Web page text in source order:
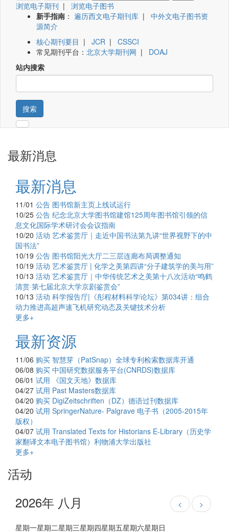
浏览电子期刊 | 浏览电子图书
新手指南 ： 遍历西文电子期刊库 | 中外文电子图书资
源简介
核心期刊要目 | JCR | CSSCI
常见期刊平台： 北京大学期刊网 | DOAJ
站内搜索
搜索
最新消息
最新消息
11/01 公告 图书馆新主页上线试运行
10/25 公告 纪念北京大学图书馆建馆125周年图书馆引领的信
息文化国际学术研讨会会议指南
10/20 活动 艺术鉴赏厅｜走近中国书法第九讲“世界视野下的中
国书法”
10/19 公告 图书馆阳光大厅二三层连廊布局调整通知
10/19 活动 艺术鉴赏厅 | 化学之美第四讲“分子建筑学的美与用”
10/13 活动 艺术鉴赏厅｜中华传统艺术之美第十八次活动“鸣鹤
清赏·第七届北京大学京剧鉴赏会”
10/13 活动 科学报告厅|《彤程材料科学论坛》第034讲：组合
动力推进高超声速飞机研究动态及关键技术分析
更多+
最新资源
11/06 购买 智慧芽（PatSnap）全球专利检索数据库开通
06/08 购买 中国研究数据服务平台(CNRDS)数据库
06/01 试用
《国文天地》数据库
04/27 试用 Past Masters数据库
04/20 购买 DigiZeitschriften（DZ）德语过刊数据库
04/20 试用 SpringerNature- Palgrave 电子书（2005-2015年
版权）
04/07 试用 Translated Texts for Historians E-Library（历史学
家翻译文本电子图书馆）利物浦大学出版社
更多+
活动
2026年 八月
< >
星期一星期二星期三星期四星期五星期六星期日